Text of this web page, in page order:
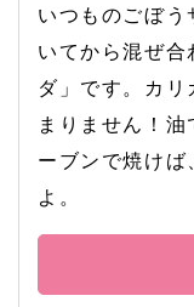
いつものごぼう
いてから混ぜ合
ダ」です。カリ
まりません！
ーブンで焼けば
よ。